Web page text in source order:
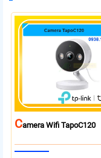
CAmera Wifi TapoC120